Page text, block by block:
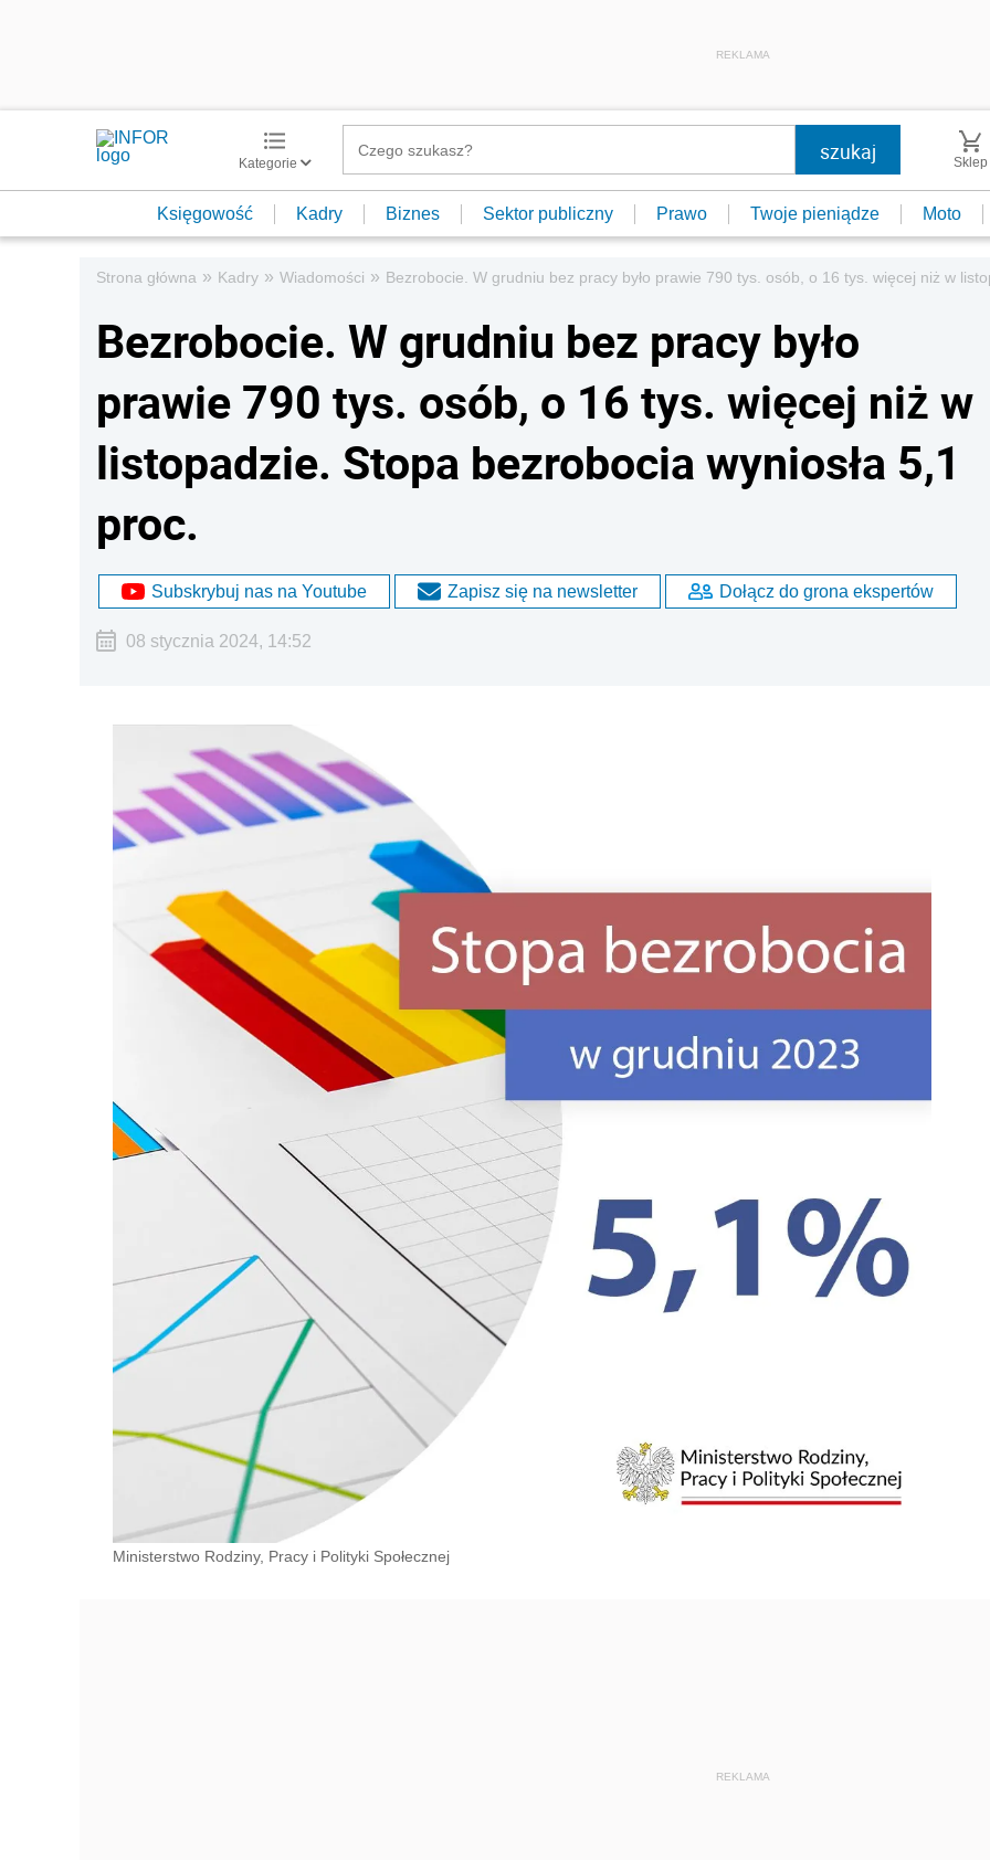
REKLAMA
Kategorie Sklep
Księgowość Kadry Biznes Sektor publiczny Prawo Twoje pieniądze Moto
Strona główna » Kadry » Wiadomości » Bezrobocie. W grudniu bez pracy było prawie 790 tys. osób, o 16 tys. więcej niż w
Bezrobocie. W grudniu bez pracy było
prawie 790 tys. osób, o 16 tys. więcej niż w
listopadzie. Stopa bezrobocia wyniosła 5,1
proc.
Subskrybuj nas na Youtube Zapisz się na newsletter Dołącz do grona ekspertów
08 stycznia 2024, 14:52
Ministerstwo Rodziny, Pracy i Polityki Społecznej